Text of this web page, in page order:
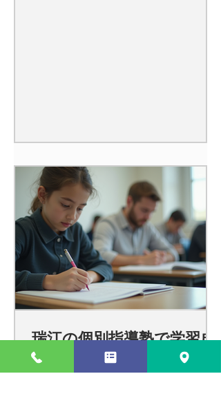
瑞江の個別指導塾で学習成
功を目指す方法 - 個別指導